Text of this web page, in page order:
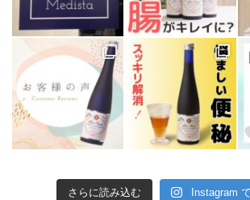
さらに読み込む Instagram